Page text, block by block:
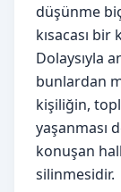
düşünme
kısacası
Dolaysıyla
bunlardan
kişiliğin,
yaşanması
konuşan
silinmesidir.